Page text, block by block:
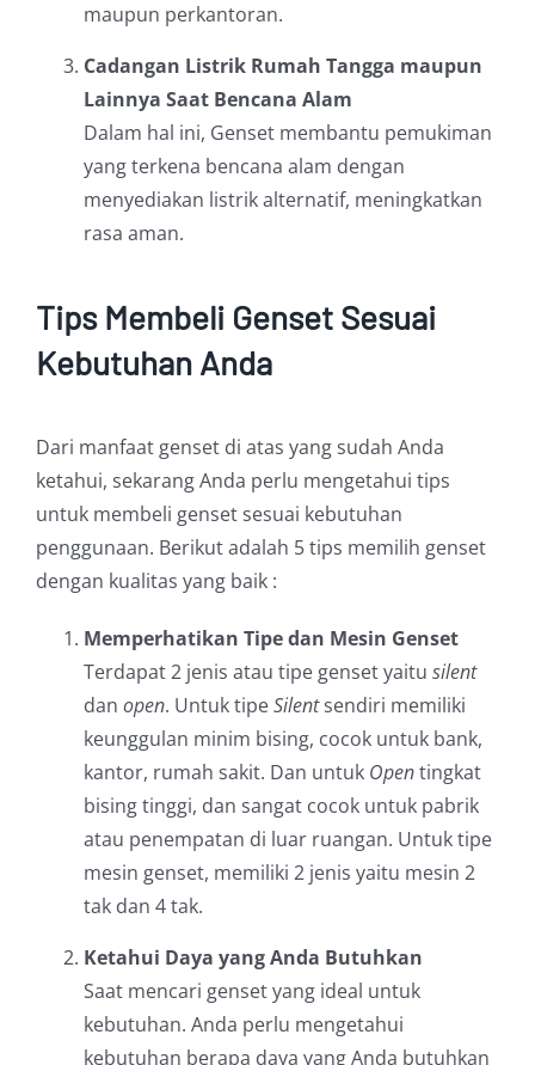
maupun perkantoran.
Cadangan Listrik Rumah Tangga maupun
Lainnya Saat Bencana Alam
Dalam hal ini, Genset membantu pemukiman
yang terkena bencana alam dengan
menyediakan listrik alternatif, meningkatkan
rasa aman.
Tips Membeli Genset Sesuai
Kebutuhan Anda
Dari manfaat genset di atas yang sudah Anda
ketahui, sekarang Anda perlu mengetahui tips
untuk membeli genset sesuai kebutuhan
penggunaan. Berikut adalah 5 tips memilih genset
dengan kualitas yang baik :
Memperhatikan Tipe dan Mesin Genset
Terdapat 2 jenis atau tipe genset yaitu silent
dan open. Untuk tipeSilentsendiri memiliki
keunggulan minim bising, cocok untuk bank,
kantor, rumah sakit. Dan untuk Opentingkat
bising tinggi, dan sangat cocok untuk pabrik
atau penempatan di luar ruangan. Untuk tipe
mesin genset, memiliki 2 jenis yaitu mesin 2
tak dan 4 tak.
Ketahui Daya yang Anda Butuhkan
Saat mencari genset yang ideal untuk
kebutuhan. Anda perlu mengetahui
kebutuhan berapa daya yang Anda butuhkan